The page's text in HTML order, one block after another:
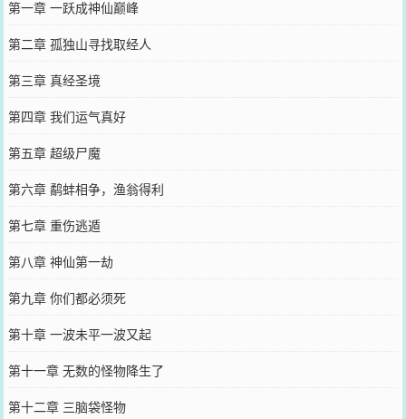
第一章 一跃成神仙巅峰
第二章 孤独山寻找取经人
第三章 真经圣境
第四章 我们运气真好
第五章 超级尸魔
第六章 鹬蚌相争，渔翁得利
第七章 重伤逃遁
第八章 神仙第一劫
第九章 你们都必须死
第十章 一波未平一波又起
第十一章 无数的怪物降生了
第十二章 三脑袋怪物